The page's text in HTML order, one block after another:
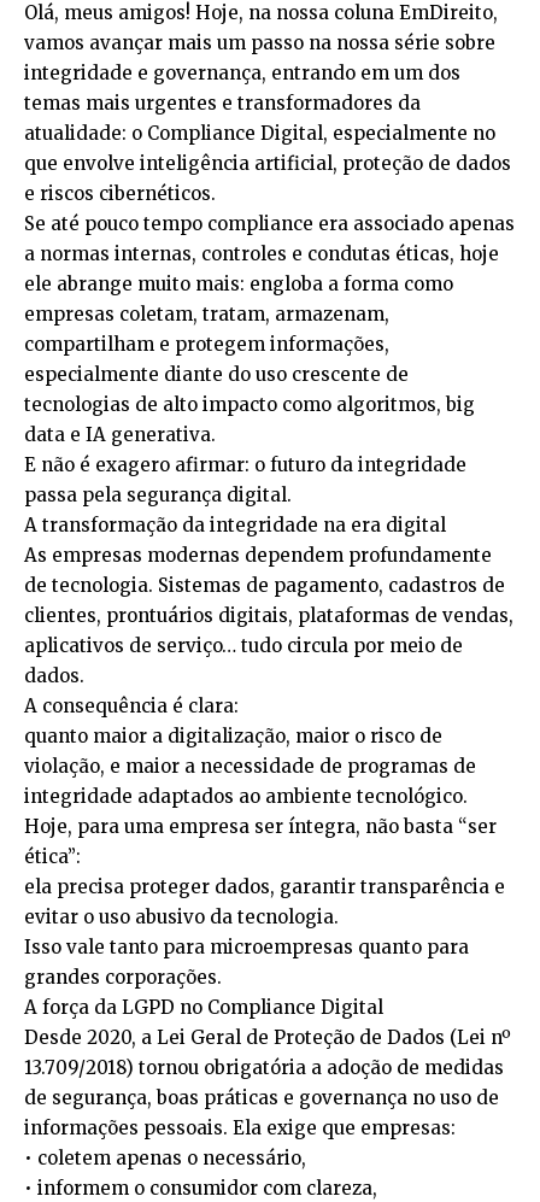
Olá, meus amigos! Hoje, na nossa coluna EmDireito,
vamos avançar mais um passo na nossa série sobre
integridade e governança, entrando em um dos
temas mais urgentes e transformadores da
atualidade: o Compliance Digital, especialmente no
que envolve inteligência artificial, proteção de dados
e riscos cibernéticos.
Se até pouco tempo compliance era associado apenas
a normas internas, controles e condutas éticas, hoje
ele abrange muito mais: engloba a forma como
empresas coletam, tratam, armazenam,
compartilham e protegem informações,
especialmente diante do uso crescente de
tecnologias de alto impacto como algoritmos, big
data e IA generativa.
E não é exagero afirmar: o futuro da integridade
passa pela segurança digital.
A transformação da integridade na era digital
As empresas modernas dependem profundamente
de tecnologia. Sistemas de pagamento, cadastros de
clientes, prontuários digitais, plataformas de vendas,
aplicativos de serviço… tudo circula por meio de
dados.
A consequência é clara:
quanto maior a digitalização, maior o risco de
violação, e maior a necessidade de programas de
integridade adaptados ao ambiente tecnológico.
Hoje, para uma empresa ser íntegra, não basta “ser
ética”:
ela precisa proteger dados, garantir transparência e
evitar o uso abusivo da tecnologia.
Isso vale tanto para microempresas quanto para
grandes corporações.
A força da LGPD no Compliance Digital
Desde 2020, a Lei Geral de Proteção de Dados (Lei nº
13.709/2018) tornou obrigatória a adoção de medidas
de segurança, boas práticas e governança no uso de
informações pessoais. Ela exige que empresas:
• coletem apenas o necessário,
• informem o consumidor com clareza,